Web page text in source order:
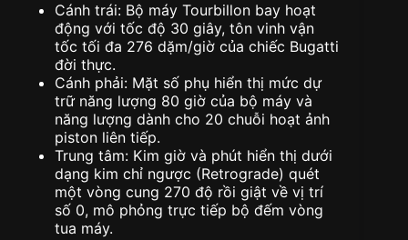
Cánh trái: Bộ máy Tourbillon bay hoạt
động với tốc độ 30 giây, tôn vinh vận
tốc tối đa 276 dặm/giờ của chiếc Bugatti
đời thực.
Cánh phải: Mặt số phụ hiển thị mức dự
trữ năng lượng 80 giờ của bộ máy và
năng lượng dành cho 20 chuỗi hoạt ảnh
piston liên tiếp.
Trung tâm: Kim giờ và phút hiển thị dưới
dạng kim chỉ ngược (Retrograde) quét
một vòng cung 270 độ rồi giật về vị trí
số 0, mô phỏng trực tiếp bộ đếm vòng
tua máy.